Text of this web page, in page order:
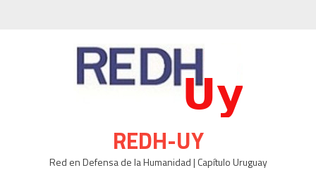
REDH-UY
Red en Defensa de la Humanidad | Capítulo Uruguay